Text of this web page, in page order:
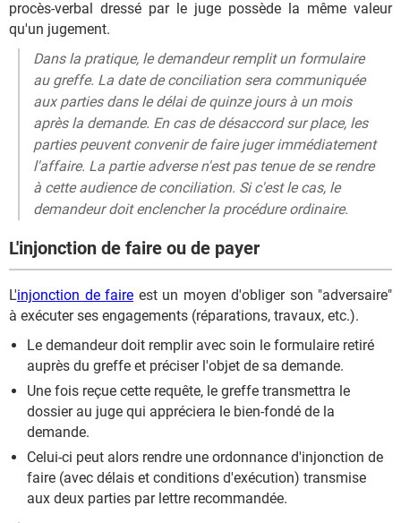
procès-verbal dressé par le juge possède la même valeur
qu'un jugement.
Dans la pratique, le demandeur remplit un formulaire
au greffe. La date de conciliation sera communiquée
aux parties dans le délai de quinze jours à un mois
après la demande. En cas de désaccord sur place, les
parties peuvent convenir de faire juger immédiatement
l'affaire. La partie adverse n'est pas tenue de se rendre
à cette audience de conciliation. Si c'est le cas, le
demandeur doit enclencher la procédure ordinaire.
L'injonction de faire ou de payer
L'injonction de faire est un moyen d'obliger son "adversaire"
à exécuter ses engagements (réparations, travaux, etc.).
Le demandeur doit remplir avec soin le formulaire retiré
auprès du greffe et préciser l'objet de sa demande.
Une fois reçue cette requête, le greffe transmettra le
dossier au juge qui appréciera le bien-fondé de la
demande.
Celui-ci peut alors rendre une ordonnance d'injonction de
faire (avec délais et conditions d'exécution) transmise
aux deux parties par lettre recommandée.